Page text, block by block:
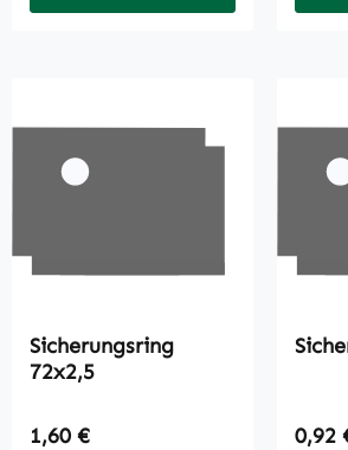
Sicherungsring
72x2,5
Regulärer Preis:
1,60 € 0,92